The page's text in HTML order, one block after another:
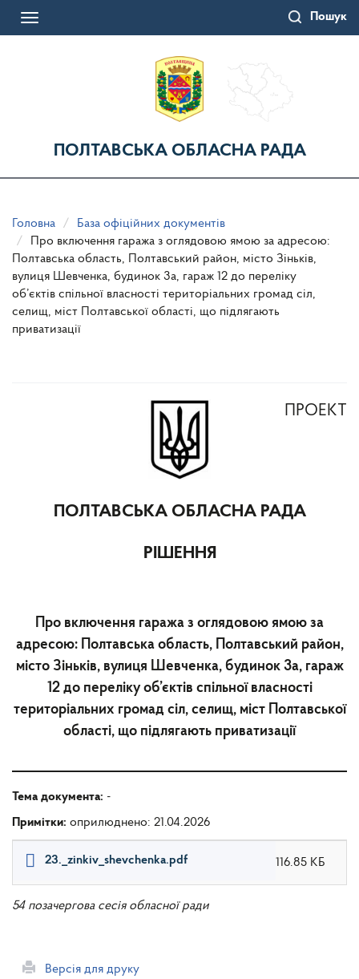
Пошук
Toggle
ПОЛТАВСЬКА ОБЛАСНА РАДА
Головна
База офіційних документів
Про включення гаража з оглядовою ямою за адресою:
Полтавська область, Полтавський район, місто Зіньків,
вулиця Шевченка, будинок 3а, гараж 12 до переліку
об’єктів спільної власності територіальних громад сіл,
селищ, міст Полтавської області, що підлягають
приватизації
ПРОЕКТ
ПОЛТАВСЬКА ОБЛАСНА РАДА
РІШЕННЯ
Про включення гаража з оглядовою ямою за
адресою: Полтавська область, Полтавський район,
місто Зіньків, вулиця Шевченка, будинок 3а, гараж
12 до переліку об’єктів спільної власності
територіальних громад сіл, селищ, міст Полтавської
області, що підлягають приватизації
Тема документа: -
Примітки: оприлюднено: 21.04.2026
23._zinkiv_shevchenka.pdf 116.85 КБ
54 позачергова сесія обласної ради
Версія для друку